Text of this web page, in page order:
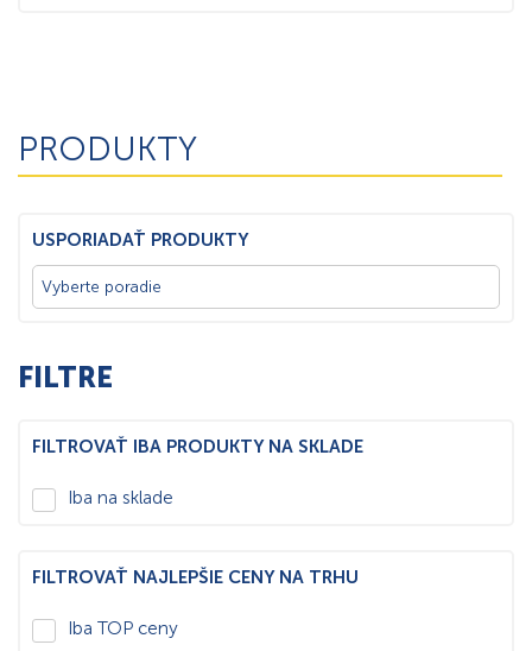
PRODUKTY
USPORIADAŤ PRODUKTY
FILTRE
FILTROVAŤ IBA PRODUKTY NA SKLADE
Iba na sklade
FILTROVAŤ NAJLEPŠIE CENY NA TRHU
Iba TOP ceny